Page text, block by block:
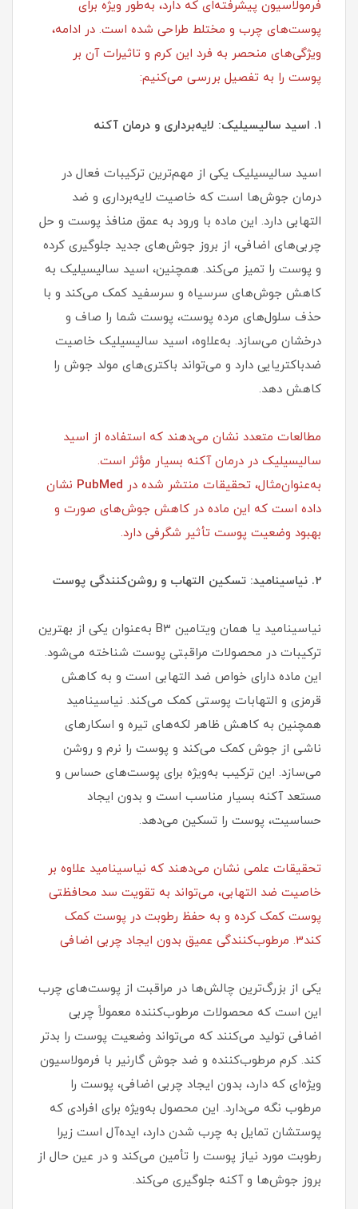
فرمولاسیون پیشرفته‌ای که دارد، به‌طور ویژه برای
پوست‌های چرب و مختلط طراحی شده است. در ادامه،
ویژگی‌های منحصر به فرد این کرم و تاثیرات آن بر
پوست را به تفصیل بررسی می‌کنیم:
1. اسید سالیسیلیک: لایه‌برداری و درمان آکنه
اسید سالیسیلیک یکی از مهم‌ترین ترکیبات فعال در
درمان جوش‌ها است که خاصیت لایه‌برداری و ضد
التهابی دارد. این ماده با ورود به عمق منافذ پوست و حل
چربی‌های اضافی، از بروز جوش‌های جدید جلوگیری کرده
و پوست را تمیز می‌کند. همچنین، اسید سالیسیلیک به
کاهش جوش‌های سرسیاه و سرسفید کمک می‌کند و با
حذف سلول‌های مرده پوست، پوست شما را صاف و
درخشان می‌سازد. به‌علاوه، اسید سالیسیلیک خاصیت
ضدباکتریایی دارد و می‌تواند باکتری‌های مولد جوش را
کاهش دهد.
مطالعات متعدد نشان می‌دهند که استفاده از اسید
سالیسیلیک در درمان آکنه بسیار مؤثر است.
به‌عنوان‌مثال، تحقیقات منتشر شده در PubMed نشان
داده است که این ماده در کاهش جوش‌های صورت و
بهبود وضعیت پوست تأثیر شگرفی دارد.
2. نیاسینامید: تسکین التهاب و روشن‌کنندگی پوست
نیاسینامید یا همان ویتامین B3 به‌عنوان یکی از بهترین
ترکیبات در محصولات مراقبتی پوست شناخته می‌شود.
این ماده دارای خواص ضد التهابی است و به کاهش
قرمزی و التهابات پوستی کمک می‌کند. نیاسینامید
همچنین به کاهش ظاهر لکه‌های تیره و اسکارهای
ناشی از جوش کمک می‌کند و پوست را نرم و روشن
می‌سازد. این ترکیب به‌ویژه برای پوست‌های حساس و
مستعد آکنه بسیار مناسب است و بدون ایجاد
حساسیت، پوست را تسکین می‌دهد.
تحقیقات علمی نشان می‌دهند که نیاسینامید علاوه بر
خاصیت ضد التهابی، می‌تواند به تقویت سد محافظتی
پوست کمک کرده و به حفظ رطوبت در پوست کمک
کند3. مرطوب‌کنندگی عمیق بدون ایجاد چربی اضافی
یکی از بزرگ‌ترین چالش‌ها در مراقبت از پوست‌های چرب
این است که محصولات مرطوب‌کننده معمولاً چربی
اضافی تولید می‌کنند که می‌تواند وضعیت پوست را بدتر
کند. کرم مرطوب‌کننده و ضد جوش گارنیر با فرمولاسیون
ویژه‌ای که دارد، بدون ایجاد چربی اضافی، پوست را
مرطوب نگه می‌دارد. این محصول به‌ویژه برای افرادی که
پوستشان تمایل به چرب شدن دارد، ایده‌آل است زیرا
رطوبت مورد نیاز پوست را تأمین می‌کند و در عین حال از
بروز جوش‌ها و آکنه جلوگیری می‌کند.